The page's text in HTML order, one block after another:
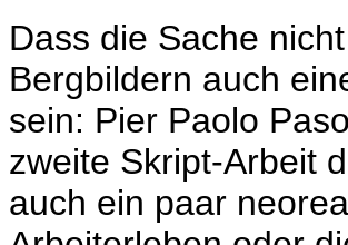
Dass die Sache
Bergbildern auch
sein: Pier Paolo
zweite Skript-Arbeit
auch ein paar